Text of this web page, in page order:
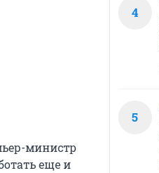
министр
еще и
4
5